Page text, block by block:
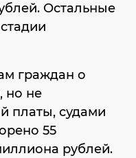
Остальные
граждан о
но не
платы, судами
55
рублей.